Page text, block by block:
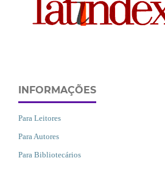
INFORMAÇÕES
Para Leitores
Para Autores
Para Bibliotecários